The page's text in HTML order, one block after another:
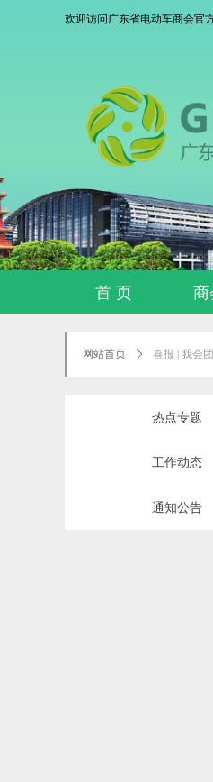
欢迎访问广东省电动车商会官
首 页 商
网站首页 ꄲ 喜报 | 我会
热点专题
工作动态
通知公告